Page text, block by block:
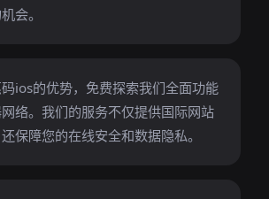
会。
ios的优势，免费探索我们全面功能
络。我们的服务不仅提供国际网站
保障您的在线安全和数据隐私。